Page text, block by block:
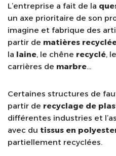
L’entreprise a fait de la
un axe prioritaire de son
imagine et fabrique des
partir de matières
la laine, le chêne recyclé, le
carrières de marbre…
Certaines structures de
partir de recyclage de
différentes industries et
avec du tissus en
partiellement recyclées.